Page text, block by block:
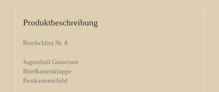
Produktbeschreibung
Briefschlitz Nr. 4
Jugendstil Gusseisen
Briefkastenklappe
Postkastenschild